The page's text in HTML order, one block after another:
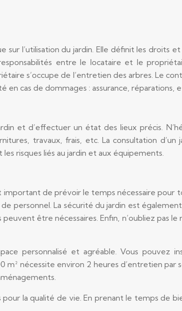
l’utilisation du jardin. Elle définit les droits
entre le locataire et le
s’occupe de l’entretien des arbres. Le
en cas de dommages : assurance, réparations,
et d’effectuer un état des lieux précis.
travaux, frais, etc. La consultation
risques liés au jardin et aux équipements.
de prévoir le temps nécessaire pour
personnel. La sécurité du jardin est
être nécessaires. Enfin, n’oubliez pas
personnalisé et agréable. Vous pouvez
nécessite environ 2 heures d’entretien
la qualité de vie. En prenant le temps de